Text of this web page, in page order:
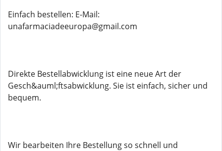
Einfach bestellen: E-Mail:
unafarmaciadeeuropa@gmail.com
Direkte Bestellabwicklung ist eine neue Art der
Gesch&auml;ftsabwicklung. Sie ist einfach, sicher und
bequem.
Wir bearbeiten Ihre Bestellung so schnell und